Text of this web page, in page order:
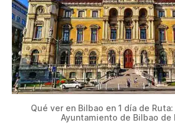
Qué ver en Bilbao en 1 día de
Ayuntamiento de Bilbao de